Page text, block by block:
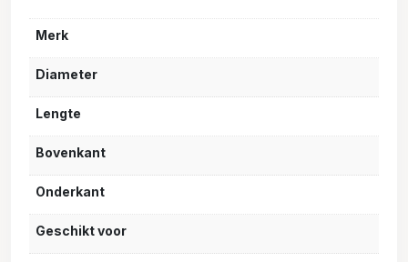
Merk
Diameter
Lengte
Bovenkant
Onderkant
Geschikt voor